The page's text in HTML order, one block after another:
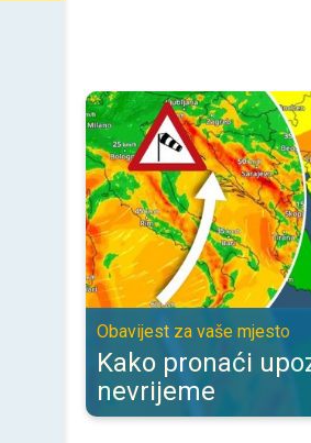
Kako pronaći upozorenje za
Obavijest za vaše mjesto
Kako pronaći
nevrijeme